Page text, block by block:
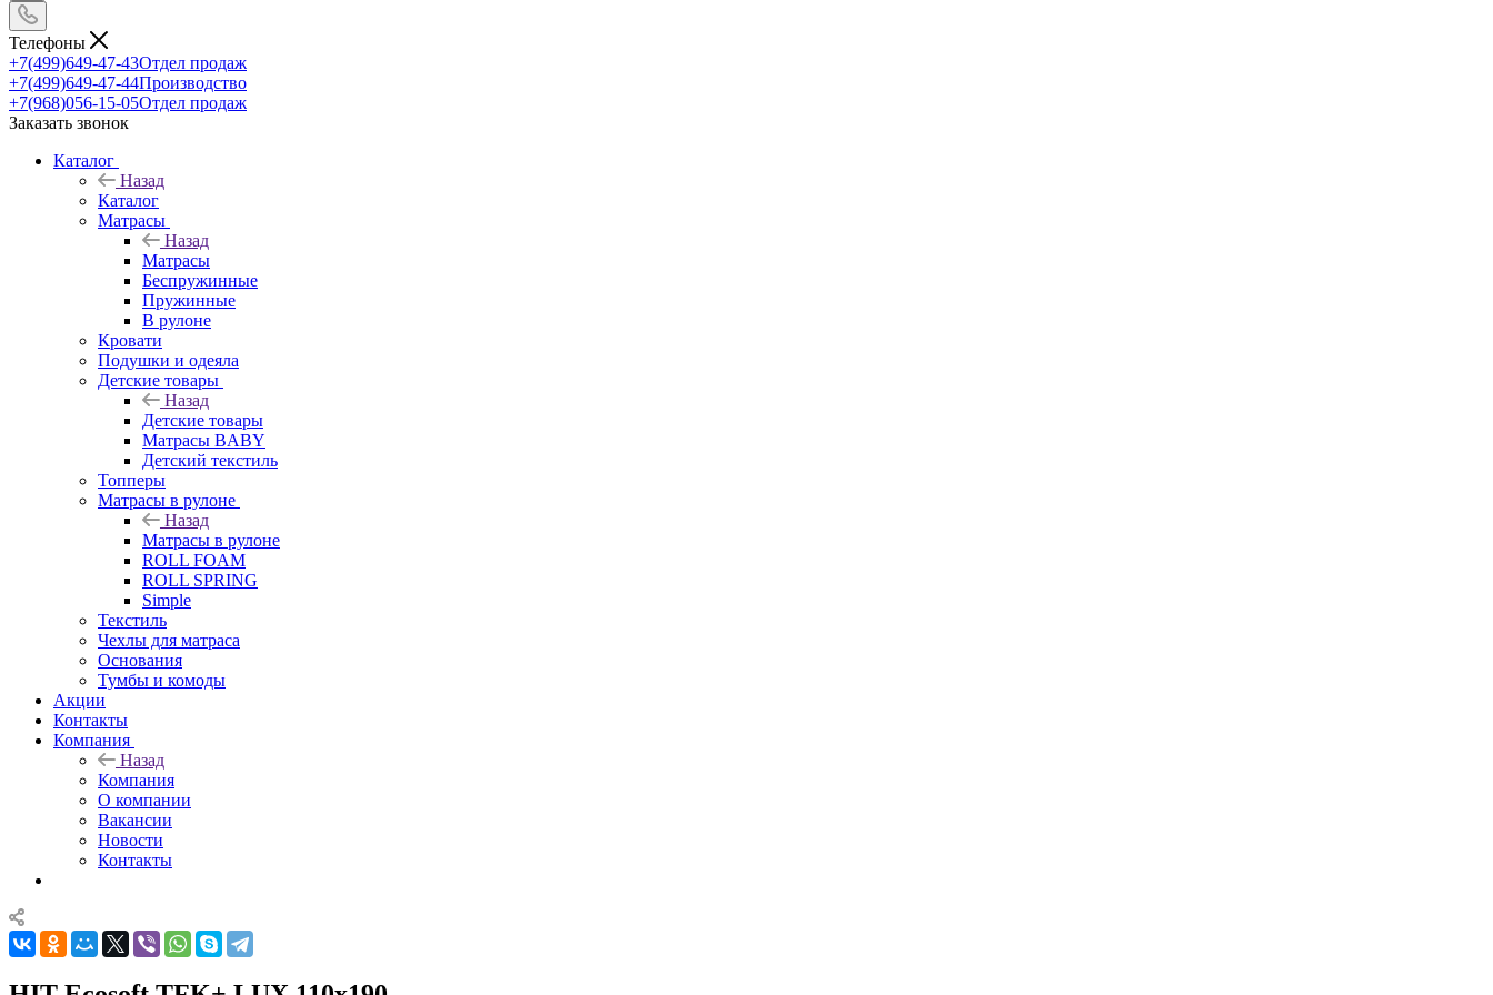
Телефоны
+7(499)649-47-43Отдел продаж
+7(499)649-47-44Производство
+7(968)056-15-05Отдел продаж
Заказать звонок
Каталог
Назад
Каталог
Матрасы
Назад
Матрасы
Беспружинные
Пружинные
В рулоне
Кровати
Подушки и одеяла
Детские товары
Назад
Детские товары
Матрасы BABY
Детский текстиль
Топперы
Матрасы в рулоне
Назад
Матрасы в рулоне
ROLL FOAM
ROLL SPRING
Simple
Текстиль
Чехлы для матраса
Основания
Тумбы и комоды
Акции
Контакты
Компания
Назад
Компания
О компании
Вакансии
Новости
Контакты